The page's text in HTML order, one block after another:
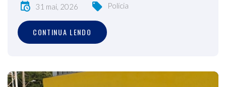
31 mai, 2026 Polícia
CONTINUA LENDO